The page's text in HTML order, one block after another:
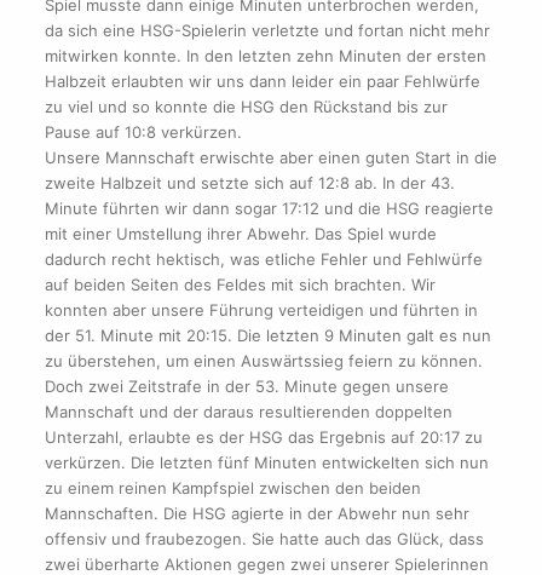
Spiel musste dann einige Minuten unterbrochen werden,
da sich eine HSG-Spielerin verletzte und fortan nicht mehr
mitwirken konnte. In den letzten zehn Minuten der ersten
Halbzeit erlaubten wir uns dann leider ein paar Fehlwürfe
zu viel und so konnte die HSG den Rückstand bis zur
Pause auf 10:8 verkürzen.
Unsere Mannschaft erwischte aber einen guten Start in die
zweite Halbzeit und setzte sich auf 12:8 ab. In der 43.
Minute führten wir dann sogar 17:12 und die HSG reagierte
mit einer Umstellung ihrer Abwehr. Das Spiel wurde
dadurch recht hektisch, was etliche Fehler und Fehlwürfe
auf beiden Seiten des Feldes mit sich brachten. Wir
konnten aber unsere Führung verteidigen und führten in
der 51. Minute mit 20:15. Die letzten 9 Minuten galt es nun
zu überstehen, um einen Auswärtssieg feiern zu können.
Doch zwei Zeitstrafe in der 53. Minute gegen unsere
Mannschaft und der daraus resultierenden doppelten
Unterzahl, erlaubte es der HSG das Ergebnis auf 20:17 zu
verkürzen. Die letzten fünf Minuten entwickelten sich nun
zu einem reinen Kampfspiel zwischen den beiden
Mannschaften. Die HSG agierte in der Abwehr nun sehr
offensiv und fraubezogen. Sie hatte auch das Glück, dass
zwei überharte Aktionen gegen zwei unserer Spielerinnen